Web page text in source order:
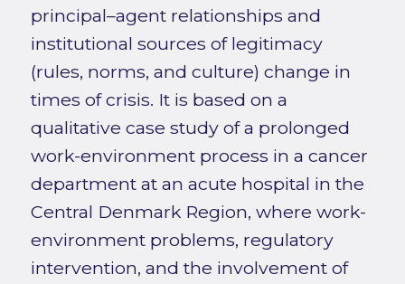
principal–agent relationships and
institutional sources of legitimacy
(rules, norms, and culture) change in
times of crisis. It is based on a
qualitative case study of a prolonged
work-environment process in a cancer
department at an acute hospital in the
Central Denmark Region, where work-
environment problems, regulatory
intervention, and the involvement of